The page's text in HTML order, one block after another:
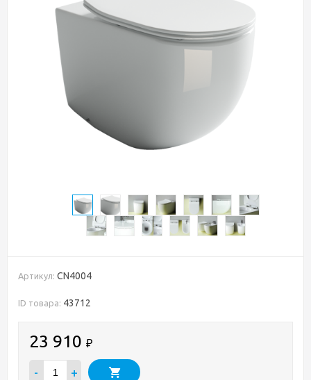
Артикул: CN4004
ID товара: 43712
23 910 ₽
- +